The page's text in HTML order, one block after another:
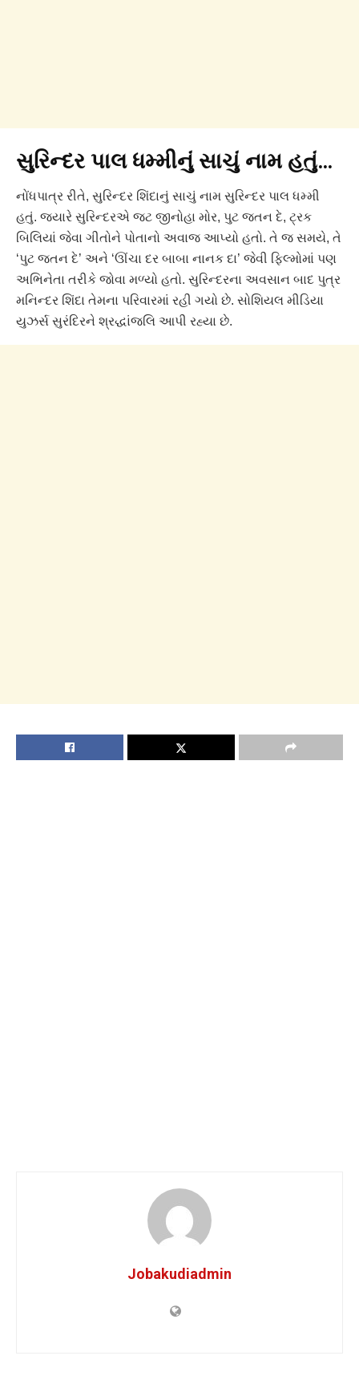
સુરિન્દર પાલ ધમ્મીનું સાચું નામ હતું…
નોંધપાત્ર રીતે, સુરિન્દર શિંદાનું સાચું નામ સુરિન્દર પાલ ધમ્મી
હતું. જ્યારે સુરિન્દરએ જટ જીનોહા મોર, પુટ જતન દે, ટ્રક
બિલિયાં જેવા ગીતોને પોતાનો અવાજ આપ્યો હતો. તે જ સમયે, તે
‘પુટ જતન દે’ અને ‘ઊંચા દર બાબા નાનક દા’ જેવી ફિલ્મોમાં પણ
અભિનેતા તરીકે જોવા મળ્યો હતો. સુરિન્દરના અવસાન બાદ પુત્ર
મનિન્દર શિંદા તેમના પરિવારમાં રહી ગયો છે. સોશિયલ મીડિયા
યુઝર્સ સુરંદિરને શ્રદ્ધાંજલિ આપી રહ્યા છે.
Jobakudiadmin